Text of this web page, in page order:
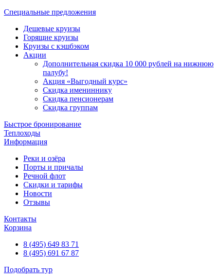
Специальные предложения
Дешевые круизы
Горящие круизы
Круизы с кэшбэком
Акции
Дополнительная скидка 10 000 рублей на нижнюю
палубу!
Акция «Выгодный курс»
Скидка имениннику
Скидка пенсионерам
Скидка группам
Быстрое бронирование
Теплоходы
Информация
Реки и озёра
Порты и причалы
Речной флот
Скидки и тарифы
Новости
Отзывы
Контакты
Корзина
8 (495) 649 83 71
8 (495) 691 67 87
Подобрать тур